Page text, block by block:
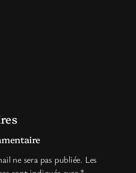
ne sera pas publiée. Les